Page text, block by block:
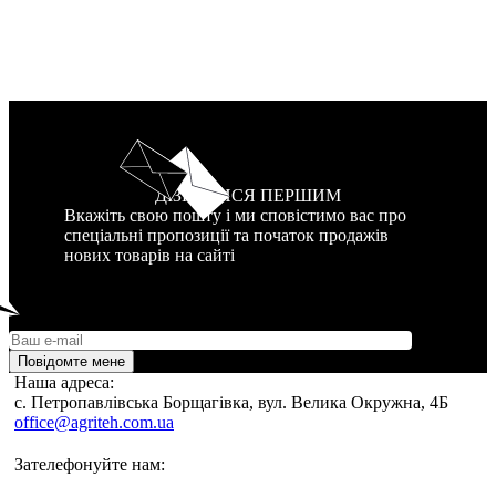
ДІЗНАТИСЯ ПЕРШИМ
Вкажіть свою пошту і ми сповістимо вас про
спеціальні пропозиції та початок продажів
нових товарів на сайті
Повідомте мене
Наша адреса:
c. Петропавлівська Борщагівка, вул. Велика Окружна, 4Б
office@agriteh.com.ua
Зателефонуйте нам: